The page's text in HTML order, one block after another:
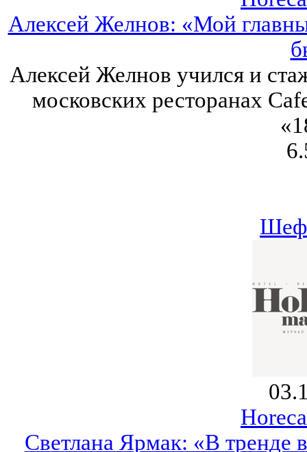
Алексей Желнов: «Мой
Алексей Желнов учился и
московских ресторанах
Светлана Ярмак: «В тренде